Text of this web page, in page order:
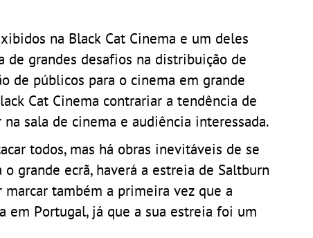
na Black Cat Cinema e um deles
grandes desafios na distribuição de
de públicos para o cinema em grande
Cat Cinema contrariar a tendência de
sala de cinema e audiência interessada.
todos, mas há obras inevitáveis de se
grande ecrã, haverá a estreia de Saltburn
também a primeira vez que a
em Portugal, já que a sua estreia foi um